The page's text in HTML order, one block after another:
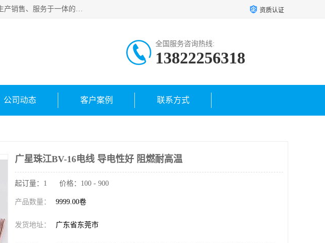
广东广星珠江电缆实业有限公司是一家广东广星珠江电缆厂家主营：广东广星珠江电缆，集线缆研发、生产销售、服务于一体的生产企业。公司自创立以来，确立了“广星珠江电缆，您的一站式采购”的战略发展口号，明确了将广星珠江打造成“线缆产品种类覆盖较广较全、质量较优、服务较好的大型综合性*化生产企业”的发展目标。 资质认证
全国服务咨询热线:
13822256318
公司动态 客户案例 联系方式
广星珠江BV-16电线 导电性好 阻燃耐高温
起订量：1 价格：100 - 900
产品数量： 9999.00卷
发货地址： 广东省东莞市